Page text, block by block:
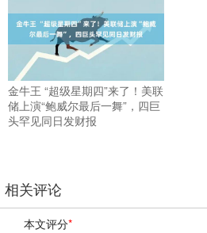
金牛王 “超级星期四”来了！美联
储上演“鲍威尔最后一舞”，四巨
头罕见同日发财报
相关评论
本文评分*